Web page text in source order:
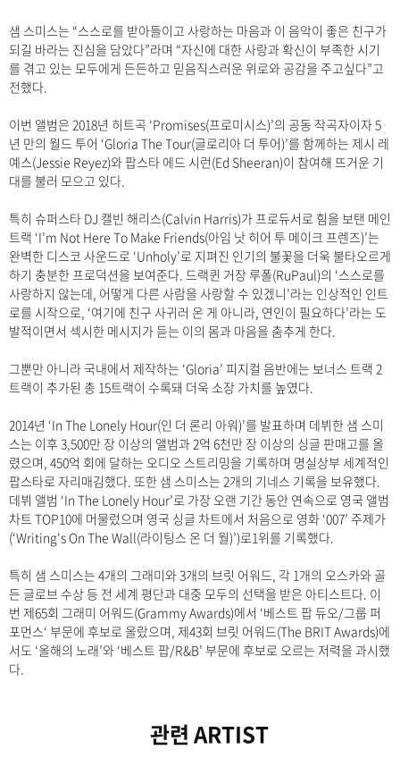
샘 스미스는 “스스로를 받아들이고 사랑하는 마음과 이 음악이 좋은 친구가
되길 바라는 진심을 담았다”라며 “자신에 대한 사랑과 확신이 부족한 시기
를 겪고 있는 모두에게 든든하고 믿음직스러운 위로와 공감을 주고싶다”고
전했다.
이번 앨범은 2018년 히트곡 ‘Promises(프로미시스)’의 공동 작곡자이자 5
년 만의 월드 투어 ‘Gloria The Tour(글로리아 더 투어)’를 함께하는 제시 레
예스(Jessie Reyez)와 팝스타 에드 시런(Ed Sheeran)이 참여해 뜨거운 기
대를 불러 모으고 있다.
특히 슈퍼스타 DJ 캘빈 해리스(Calvin Harris)가 프로듀서로 힘을 보탠 메인
트랙 ‘I’m Not Here To Make Friends(아임 낫 히어 투 메이크 프렌즈)’는
완벽한 디스코 사운드로 ‘Unholy’로 지펴진 인기의 불꽃을 더욱 불타오르게
하기 충분한 프로덕션을 보여준다. 드랙퀸 거장 루폴(RuPaul)의 ‘스스로를
사랑하지 않는데, 어떻게 다른 사람을 사랑할 수 있겠니’라는 인상적인 인트
로를 시작으로, ‘여기에 친구 사귀러 온 게 아니라, 연인이 필요하다’라는 도
발적이면서 섹시한 메시지가 듣는 이의 몸과 마음을 춤추게 한다.
그뿐만 아니라 국내에서 제작하는 ‘Gloria’ 피지컬 음반에는 보너스 트랙 2
트랙이 추가된 총 15트랙이 수록돼 더욱 소장 가치를 높였다.
2014년 ‘In The Lonely Hour(인 더 론리 아워)’를 발표하며 데뷔한 샘 스미
스는 이후 3,500만 장 이상의 앨범과 2억 6천만 장 이상의 싱글 판매고를 올
렸으며, 450억 회에 달하는 오디오 스트리밍을 기록하며 명실상부 세계적인
팝스타로 자리매김했다. 또한 샘 스미스는 2개의 기네스 기록을 보유했다.
데뷔 앨범 ‘In The Lonely Hour’로 가장 오랜 기간 동안 연속으로 영국 앨범
차트 TOP10에 머물렀으며 영국 싱글 차트에서 처음으로 영화 ‘007’ 주제가
(‘Writing's On The Wall(라이팅스 온 더 월)’)로1위를 기록했다.
특히 샘 스미스는 4개의 그래미와 3개의 브릿 어워드, 각 1개의 오스카와 골
든 글로브 수상 등 전 세계 평단과 대중 모두의 선택을 받은 아티스트다. 이
번 제65회 그래미 어워드(Grammy Awards)에서 ‘베스트 팝 듀오/그룹 퍼
포먼스‘ 부문에 후보로 올랐으며, 제43회 브릿 어워드(The BRIT Awards)에
서도 ‘올해의 노래’와 ‘베스트 팝/R&B’ 부문에 후보로 오르는 저력을 과시했
다.
관련 ARTIST